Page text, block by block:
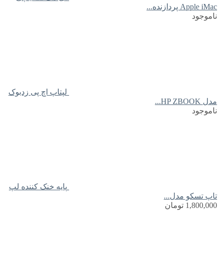
Apple iMac پردازنده...
ناموجود
لپتاپ اچ پی زدبوک
مدل HP ZBOOK...
ناموجود
پایه خنک کننده لپ
تاپ تسکو مدل...
1,800,000 تومان